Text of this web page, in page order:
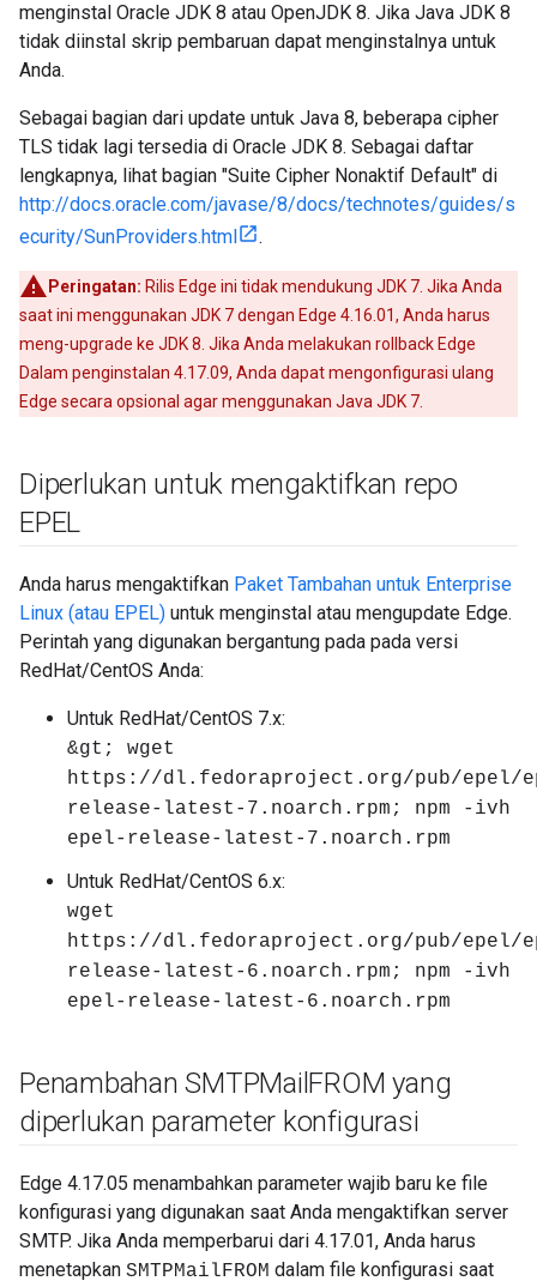
menginstal Oracle JDK 8 atau OpenJDK 8. Jika Java JDK 8
tidak diinstal skrip pembaruan dapat menginstalnya untuk
Anda.
Sebagai bagian dari update untuk Java 8, beberapa cipher
TLS tidak lagi tersedia di Oracle JDK 8. Sebagai daftar
lengkapnya, lihat bagian "Suite Cipher Nonaktif Default" di
http://docs.oracle.com/javase/8/docs/technotes/guides/s
ecurity/SunProviders.html
.
Peringatan: Rilis Edge ini tidak mendukung JDK 7. Jika Anda
saat ini menggunakan JDK 7 dengan Edge 4.16.01, Anda harus
meng-upgrade ke JDK 8. Jika Anda melakukan rollback Edge
Dalam penginstalan 4.17.09, Anda dapat mengonfigurasi ulang
Edge secara opsional agar menggunakan Java JDK 7.
Diperlukan untuk mengaktifkan repo
EPEL
Anda harus mengaktifkan Paket Tambahan untuk Enterprise
Linux (atau EPEL) untuk menginstal atau mengupdate Edge.
Perintah yang digunakan bergantung pada pada versi
RedHat/CentOS Anda:
Untuk RedHat/CentOS 7.x:
&gt; wget
https://dl.fedoraproject.org/pub/epel/
release-latest-7.noarch.rpm; npm -ivh
epel-release-latest-7.noarch.rpm
Untuk RedHat/CentOS 6.x:
wget
https://dl.fedoraproject.org/pub/epel/
release-latest-6.noarch.rpm; npm -ivh
epel-release-latest-6.noarch.rpm
Penambahan SMTPMail FROM yang
diperlukan parameter konfigurasi
Edge 4.17.05 menambahkan parameter wajib baru ke file
konfigurasi yang digunakan saat Anda mengaktifkan server
SMTP. Jika Anda memperbarui dari 4.17.01, Anda harus
menetapkan SMTPMailFROM dalam file konfigurasi saat